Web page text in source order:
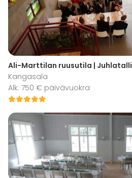
Ali-Marttilan ruusutila | Juhlatalli
Kangasala
Alk. 750 € päivävuokra